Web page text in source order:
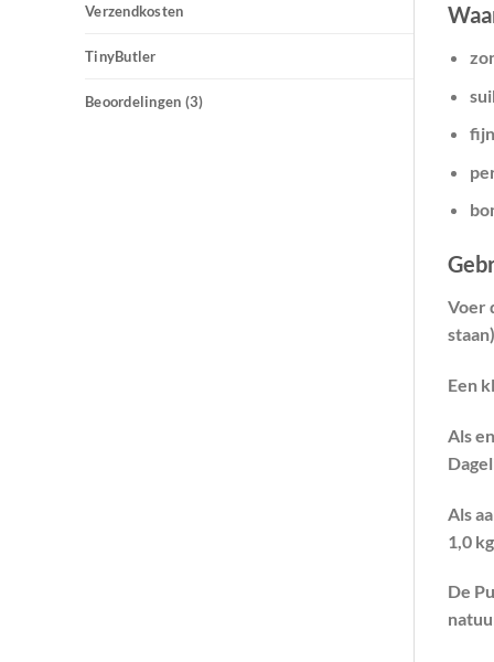
Verzendkosten
TinyButler
Beoordelingen (3)
Voer
Een
Als
Als
1,0
De